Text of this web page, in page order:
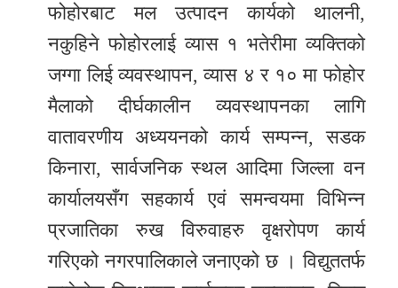
फोहोरबाट मल उत्पादन कार्यको थालनी,
नकुहिने फोहोरलाई व्यास १ भतेरीमा व्यक्तिको
जग्गा लिई व्यवस्थापन, व्यास ४ र १० मा फोहोर
मैलाको दीर्घकालीन व्यवस्थापनका लागि
वातावरणीय अध्ययनको कार्य सम्पन्न, सडक
किनारा, सार्वजनिक स्थल आदिमा जिल्ला वन
कार्यालयसँग सहकार्य एवं समन्वयमा विभिन्न
प्रजातिका रुख विरुवाहरु वृक्षरोपण कार्य
गरिएको नगरपालिकाले जनाएको छ । विद्युततर्फ